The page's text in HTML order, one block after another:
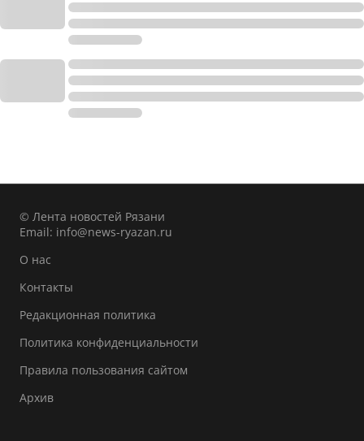
© Лента новостей Рязани
Email: info@news-ryazan.ru
О нас
Контакты
Редакционная политика
Политика конфиденциальности
Правила пользования сайтом
Архив